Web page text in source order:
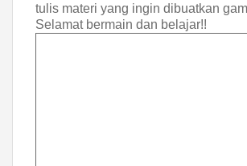
tulis materi yang ingin dibuatkan
Selamat bermain dan belajar!!